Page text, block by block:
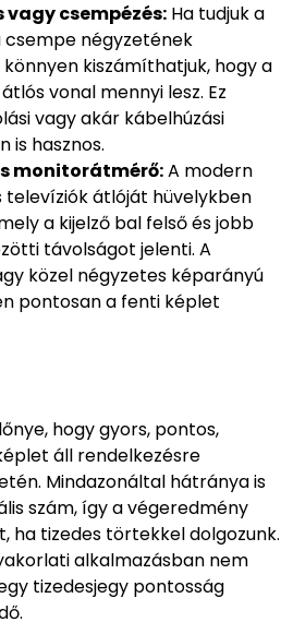
vagy csempézés: Ha tudjuk a
csempe négyzetének
kiszámíthatjuk, hogy a
vonal mennyi lesz. Ez
vagy akár kábelhúzási
is hasznos.
monitorátmérő:A modern
televíziók átlóját hüvelykben
a kijelző bal felső és jobb
távolságot jelenti. A
közel négyzetes képarányú
pontosan a fenti képlet
hogy gyors, pontos,
áll rendelkezésre
Mindazonáltal hátránya is
szám, így a végeredmény
ha tizedes törtekkel dolgozunk.
alkalmazásban nem
tizedesjegy pontosság